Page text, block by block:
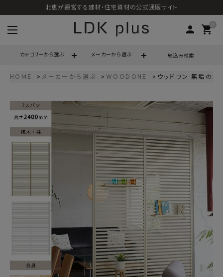
北恵が運営する建材・住宅資材の公式通販サイト
person 0
shopping_cart
カテゴリーから選ぶ メーカーから選ぶ 絞込み検索
call 06-6121-9302
schedule営業時間 - 10:00～17:00（定休日 - 土日祝）
ACCOUNT MENU
ようこそ ゲスト 様
meeting_room ログイン
最近チェックした商品
HOME メーカーから選ぶ WOODONE ウッドワン 無垢の